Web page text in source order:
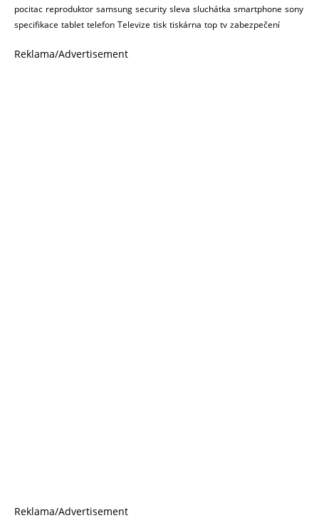
pocitac reproduktor samsung security sleva sluchátka smartphone sony
specifikace tablet telefon Televize tisk tiskárna top tv zabezpečení
Reklama/Advertisement
Reklama/Advertisement